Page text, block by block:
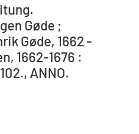
Gøde ;
Gøde, 1662 -
1662-1676 :
ANNO.